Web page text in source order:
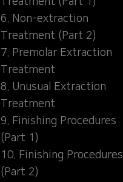
6. Non-extraction
Treatment (Part 2)
7. Premolar Extraction
Treatment
8. Unusual Extraction
Treatment
9. Finishing Procedures
(Part 1)
10. Finishing Procedures
(Part 2)